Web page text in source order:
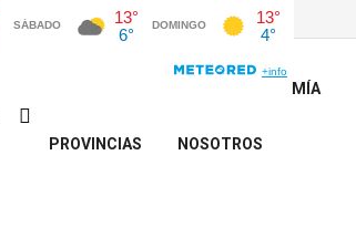
ECONOMÍA
PROVINCIAS NOSOTROS